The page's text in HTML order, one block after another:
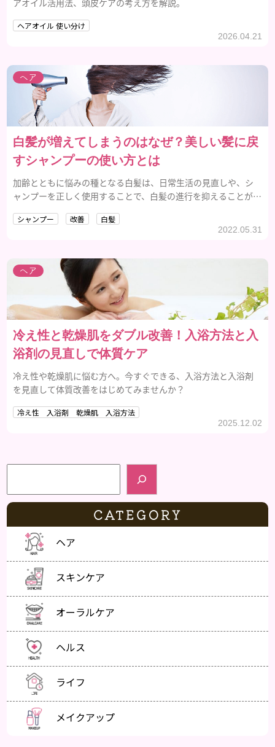
アオイル活用法、頭皮ケアの考え方を解説。
ヘアオイル 使い分け
2026.04.21
ヘア
白髪が増えてしまうのはなぜ？美しい髪に戻
すシャンプーの使い方とは
加齢とともに悩みの種となる白髪は、日常生活の見直しや、シ
ャンプーを正しく使用することで、白髪の進行を抑えることがで
す。
シャンプー 改善 白髪
2022.05.31
ヘア
冷え性と乾燥肌をダブル改善！入浴方法と入
浴剤の見直しで体質ケア
冷え性や乾燥肌に悩む方へ。今すぐできる、入浴方法と入浴剤
を見直して体質改善をはじめてみませんか？
冷え性 入浴剤 乾燥肌 入浴方法
2025.12.02
検索
CATEGORY
ヘア
スキンケア
オーラルケア
ヘルス
ライフ
メイクアップ